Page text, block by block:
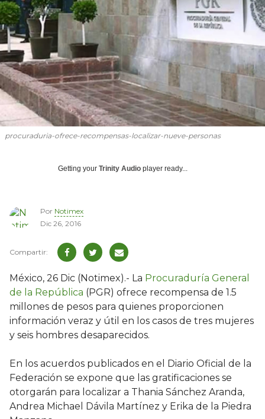
procuraduria-ofrece-recompensas-localizar-nueve-personas
Getting your Trinity Audio player ready...
Por Notimex
Dic 26, 2016
México, 26 Dic (Notimex).- La Procuraduría General
de la República (PGR) ofrece recompensa de 1.5
millones de pesos para quienes proporcionen
información veraz y útil en los casos de tres mujeres
y seis hombres desaparecidos.
En los acuerdos publicados en el Diario Oficial de la
Federación se expone que las gratificaciones se
otorgarán para localizar a Thania Sánchez Aranda,
Andrea Michael Dávila Martínez y Erika de la Piedra